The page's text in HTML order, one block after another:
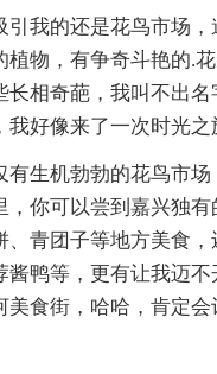
引我的还是花鸟市场
植物，有争奇斗艳的.
长相奇葩，我叫不出名
好像来了一次时光之
有生机勃勃的花鸟市
，你可以尝到嘉兴独
、青团子等地方美食
酱鸭等，更有让我迈
美食街，哈哈，肯定会